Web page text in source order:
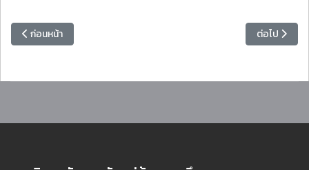
เนื้อหาก่อนหน้า: สถาบันวิจัยและพัฒนา มหาวิทยาลัยราชภัฏหมู่บ้านจอม
ก่อนหน้า เนื้อหาถัดไ
ต่อไป